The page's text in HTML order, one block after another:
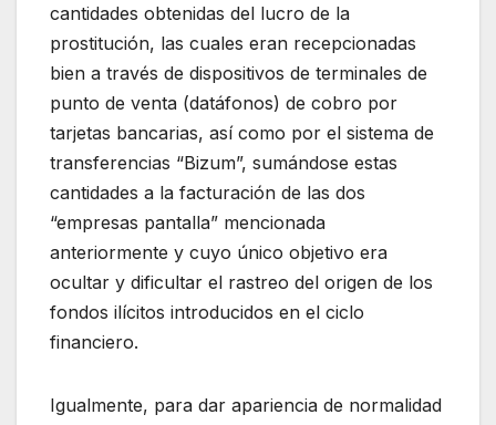
cantidades obtenidas del lucro de la
prostitución, las cuales eran recepcionadas
bien a través de dispositivos de terminales de
punto de venta (datáfonos) de cobro por
tarjetas bancarias, así como por el sistema de
transferencias “Bizum”, sumándose estas
cantidades a la facturación de las dos
“empresas pantalla” mencionada
anteriormente y cuyo único objetivo era
ocultar y dificultar el rastreo del origen de los
fondos ilícitos introducidos en el ciclo
financiero.
Igualmente, para dar apariencia de normalidad